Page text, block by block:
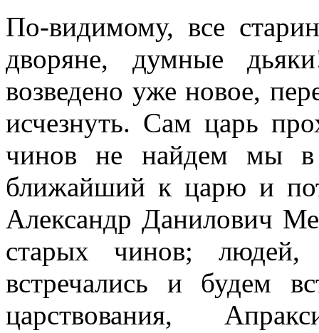
По-видимому, все
дворяне, думные
возведено уже новое,
исчезнуть. Сам царь
чинов не найдем мы в
ближайший к царю и
Александр Данилович
старых чинов;
встречались и будем
царствования,